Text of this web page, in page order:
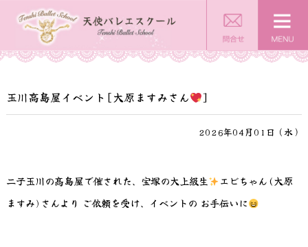
玉川高島屋イベント[大原ますみさん ]
2026年04月01日（水）
二子玉川の髙島屋で催された、宝塚の大上級生
エビちゃん(大原
ますみ)さんより ご依頼を受け、イベントの お手伝いに